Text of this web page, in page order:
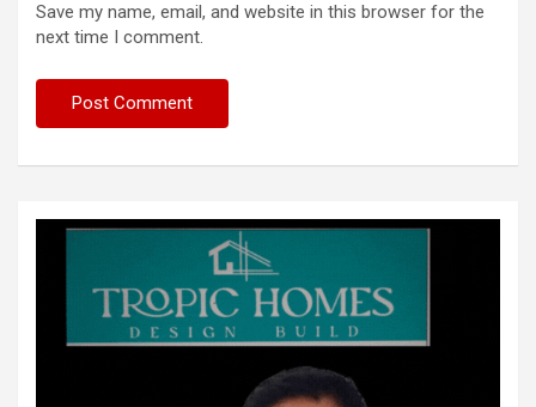
Save my name, email, and website in this browser for the
next time I comment.